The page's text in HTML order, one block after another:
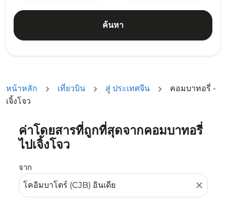
ค้นหา
หน้าหลัก เที่ยวบิน สู่ ประเทศจีน
คอมบาทอรี่ -
เจิ้งโจว
ค่าโดยสารที่ถูกที่สุดจากคอมบาทอรี่
ไปเจิ้งโจว
จาก
close
ลองอัปเดตเส้นทางของคุณ (ต้นทางและ/หรือปลายทาง) หรื